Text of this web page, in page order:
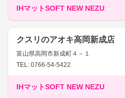
IHマットSOFT NEW NEZU
クスリのアオキ高岡新成店
富山県高岡市新成町４－１
TEL: 0766-54-5422
IHマットSOFT NEW NEZU